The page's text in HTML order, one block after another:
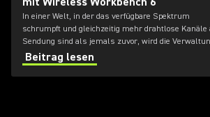
In einer Welt, in der das verfügbare Spektrum
schrumpft und gleichzeitig mehr drahtlose Kanäle
Sendung sind als jemals zuvor, wird die
von Hochfrequenzbereichen (HF) für Toningenieure
immer schwieriger.
Beitrag lesen